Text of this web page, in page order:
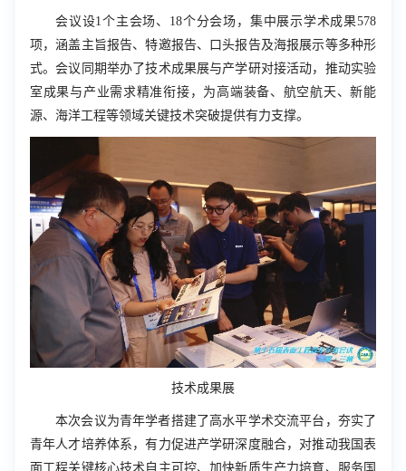
会议设1个主会场、 18个分会场，集中展示学术成果578
项，涵盖主旨报告、特邀报告、口头报告及海报展示等多种形
式。会议同期举办了技术成果展与产学研对接活动，推动实验
室成果与产业需求精准衔接，为高端装备、航空航天、新能
源、海洋工程等领域关键技术突破提供有力支撑。
技术成果展
本次会议为青年学者搭建了高水平学术交流平台，夯实了
青年人才培养体系，有力促进产学研深度融合，对推动我国表
面工程关键核心技术自主可控、加快新质生产力培育、服务国